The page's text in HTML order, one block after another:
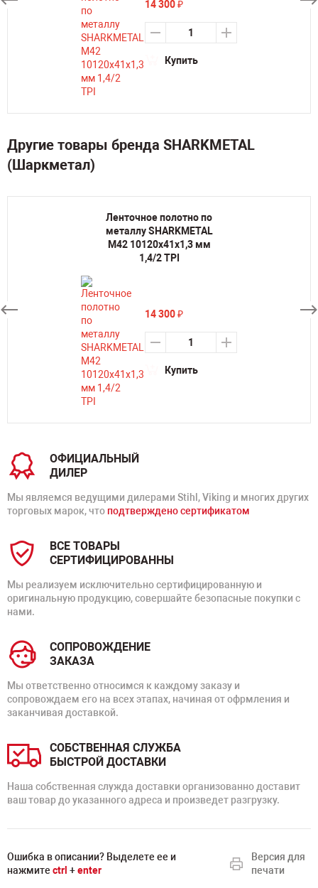
14 300₽
Купить
Другие товары бренда SHARKMETAL
(Шаркметал)
Ленточное полотно по
металлу SHARKMETAL
M42 10120х41х1,3 мм
1,4/2 TPI
14 300₽
Купить
ОФИЦИАЛЬНЫЙ
ДИЛЕР
Мы являемся ведущими дилерами Stihl, Viking и многих других
торговых марок, что подтверждено сертификатом
ВСЕ ТОВАРЫ
СЕРТИФИЦИРОВАННЫ
Мы реализуем исключительно сертифицированную и
оригинальную продукцию, совершайте безопасные покупки с
нами.
СОПРОВОЖДЕНИЕ
ЗАКАЗА
Мы ответственно относимся к каждому заказу и
сопровождаем его на всех этапах, начиная от офрмления и
заканчивая доставкой.
СОБСТВЕННАЯ СЛУЖБА
БЫСТРОЙ ДОСТАВКИ
Наша собственная служда доставки организованно доставит
ваш товар до указанного адреса и произведет разгрузку.
Ошибка в описании? Выделете ее и
нажмите ctrl +enter
Версия для
печати